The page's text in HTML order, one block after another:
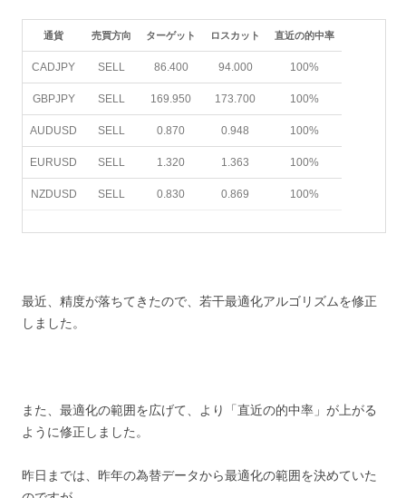
通貨 売買方向 ターゲット ロスカット 直近の的中率
CADJPY SELL 86.400 94.000 100%
GBPJPY SELL 169.950 173.700 100%
AUDUSD SELL 0.870 0.948 100%
EURUSD SELL 1.320 1.363 100%
NZDUSD SELL 0.830 0.869 100%
最近、精度が落ちてきたので、若干最適化アルゴリズムを修正
しました。
また、最適化の範囲を広げて、より「直近の的中率」が上がる
ように修正しました。
昨日までは、昨年の為替データから最適化の範囲を決めていた